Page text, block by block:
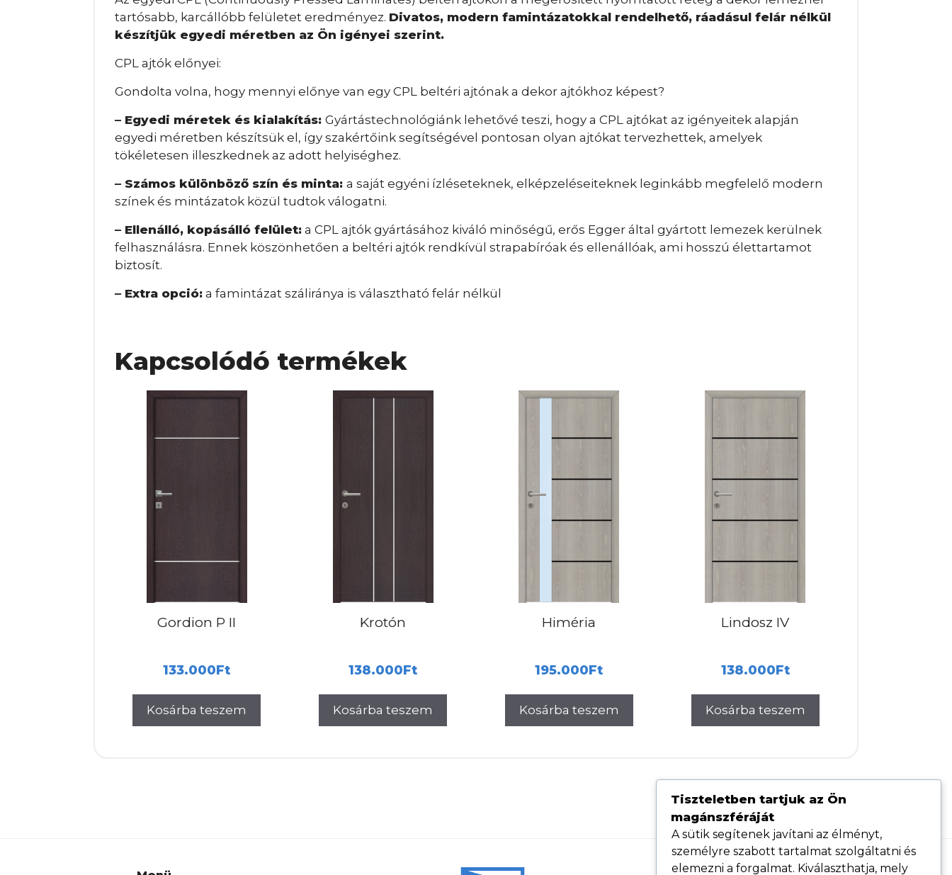
tartósabb, karcállóbb felületet eredményez. Divatos, modern famintázatokkal rendelhető, ráadásul felár nélkül
készítjük egyedi méretben az Ön igényei szerint.
CPL ajtók előnyei:
Gondolta volna, hogy mennyi előnye van egy CPL beltéri ajtónak a dekor ajtókhoz képest?
– Egyedi méretek és kialakítás: Gyártástechnológiánk lehetővé teszi, hogy a CPL ajtókat az igényeitek alapján
egyedi méretben készítsük el, így szakértőink segítségével pontosan olyan ajtókat tervezhettek, amelyek
tökéletesen illeszkednek az adott helyiséghez.
– Számos különböző szín és minta: a saját egyéni ízléseteknek, elképzeléseiteknek leginkább megfelelő modern
színek és mintázatok közül tudtok válogatni.
– Ellenálló, kopásálló felület:a CPL ajtók gyártásához kiváló minőségű, erős Egger által gyártott lemezek kerülnek
felhasználásra. Ennek köszönhetően a beltéri ajtók rendkívül strapabíróak és ellenállóak, ami hosszú élettartamot
biztosít.
– Extra opció:a famintázat száliránya is választható felár nélkül
Kapcsolódó termékek
Gordion P II
133.000Ft
Kosárba teszem
Krotón
138.000Ft
Kosárba teszem
Himéria
195.000Ft
Kosárba teszem
Lindosz IV
138.000Ft
Kosárba teszem
Tiszteletben tartjuk az Ön
magánszféráját
A sütik segítenek javítani az élményt,
személyre szabott tartalmat szolgáltatni és
elemezni a forgalmat. Kiválaszthatja, mely